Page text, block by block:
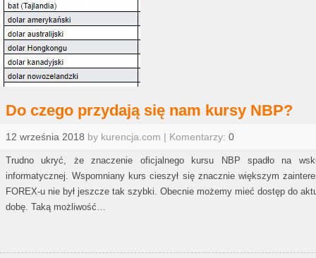
Do czego przydają się nam kursy NBP?
12 września 2018 by kurencja.com | Komentarzy: 0
Trudno ukryć, że znaczenie oficjalnego kursu NBP spadło na
informatycznej. Wspomniany kurs cieszył się znacznie większym
FOREX-u nie był jeszcze tak szybki. Obecnie możemy mieć dostęp do
dobę. Taką możliwość…